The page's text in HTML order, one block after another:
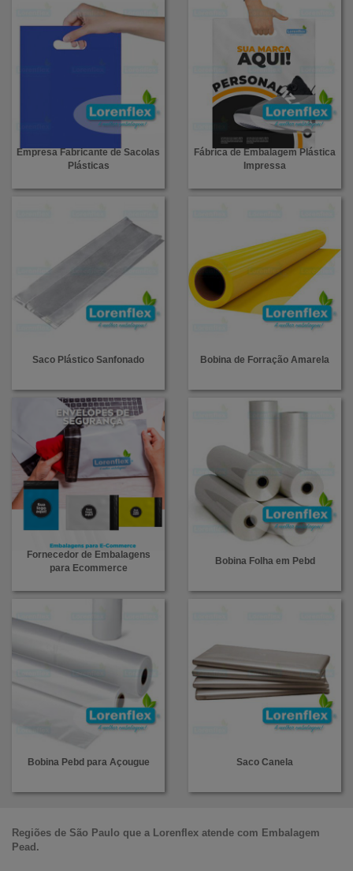
Empresa Fabricante de Sacolas
Plásticas
Fábrica de Embalagem Plástica
Impressa
Saco Plástico Sanfonado Bobina de Forração Amarela
Fornecedor de Embalagens
para Ecommerce
Bobina Folha em Pebd
Bobina Pebd para Açougue Saco Canela
Regiões de São Paulo que a Lorenflex atende com Embalagem
Pead.